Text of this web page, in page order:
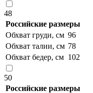
48
Российские размеры
Обхват груди, см 96
Обхват талии, см 78
Обхват бедер, см 102
50
Российские размеры